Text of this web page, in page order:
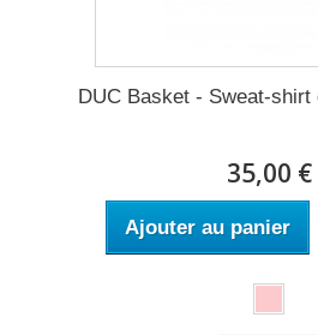
DUC Basket - Sweat-shirt
35,00 €
Ajouter au panier